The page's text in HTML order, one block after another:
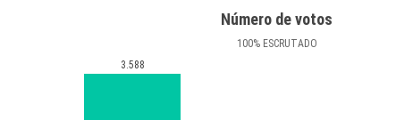
Número de votos
100%ESCRUTADO
3.588